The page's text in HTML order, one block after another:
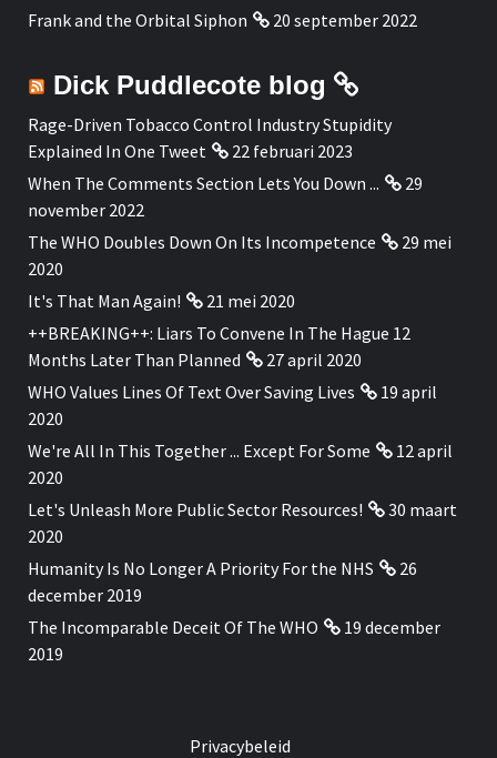
Frank and the Orbital Siphon
20 september 2022
Dick Puddlecote blog
Rage-Driven Tobacco Control Industry Stupidity
Explained In One Tweet
22 februari 2023
When The Comments Section Lets You Down ...
29
november 2022
The WHO Doubles Down On Its Incompetence
29 mei
2020
It's That Man Again!
21 mei 2020
++BREAKING++: Liars To Convene In The Hague 12
Months Later Than Planned
27 april 2020
WHO Values Lines Of Text Over Saving Lives
19 april
2020
We're All In This Together ... Except For Some
12 april
2020
Let's Unleash More Public Sector Resources!
30 maart
2020
Humanity Is No Longer A Priority For the NHS
26
december 2019
The Incomparable Deceit Of The WHO
19 december
2019
Privacybeleid